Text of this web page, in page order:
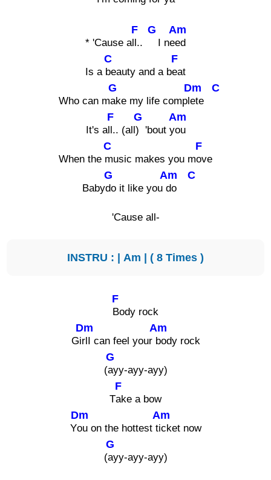
* 'Cause a
F
ll..
G
I ne
Am
ed
Is a
C
beauty and a b
F
eat
Who can m
G
ake my life compl
Dm
ete
C
It's a
F
ll.. (all
G
) 'bout y
Am
ou
When the
C
music makes you m
F
ove
Baby
G
do it like you
Am
do
C
'Cause all-
INSTRU : | Am | ( 8 Times )
F
Body rock
Gi
Dm
rlI can feel your
Am
body rock
(
G
ayy-ayy-ayy)
T
F
ake a bow
Y
Dm
ou on the hottest t
Am
icket now
(
G
ayy-ayy-ayy)